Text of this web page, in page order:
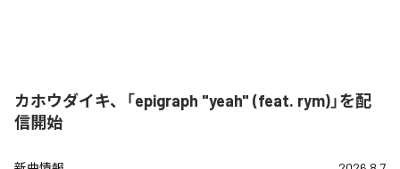
カホウダイキ、「epigraph "yeah" (feat. rym)」を配
信開始